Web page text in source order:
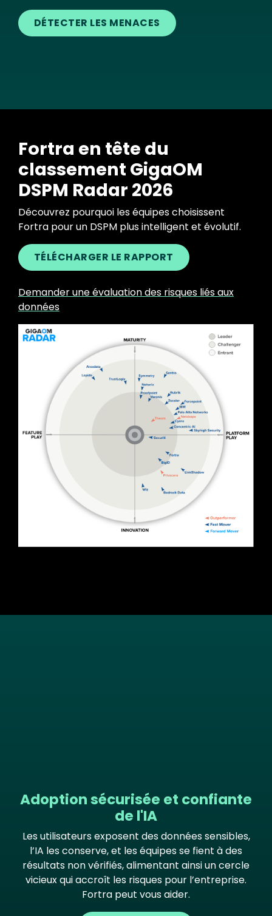
DÉTECTER LES MENACES
Fortra en tête du
classement GigaOM
DSPM Radar 2026
Découvrez pourquoi les équipes choisissent
Fortra pour un DSPM plus intelligent et évolutif.
TÉLÉCHARGER LE RAPPORT
Demander une évaluation des risques liés aux
données
Image
Adoption sécurisée et confiante
de l'IA
Les utilisateurs exposent des données sensibles,
l’IA les conserve, et les équipes se fient à des
résultats non vérifiés, alimentant ainsi un cercle
vicieux qui accroît les risques pour l’entreprise.
Fortra peut vous aider.